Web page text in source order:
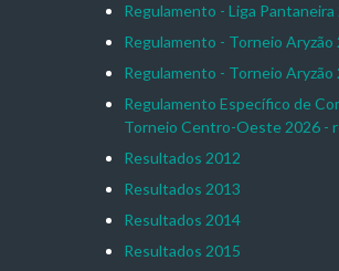
Regulamento - Liga Pantaneira
Regulamento - Torneio Aryzão
Regulamento - Torneio Aryzão
Regulamento Específico de
Torneio Centro-Oeste 2026 -
Resultados 2012
Resultados 2013
Resultados 2014
Resultados 2015